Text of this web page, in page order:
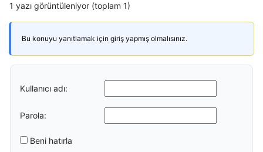
1 yazı görüntüleniyor (toplam 1)
Bu konuyu yanıtlamak için giriş yapmış olmalısınız.
Kullanıcı adı:
Parola:
Beni hatırla